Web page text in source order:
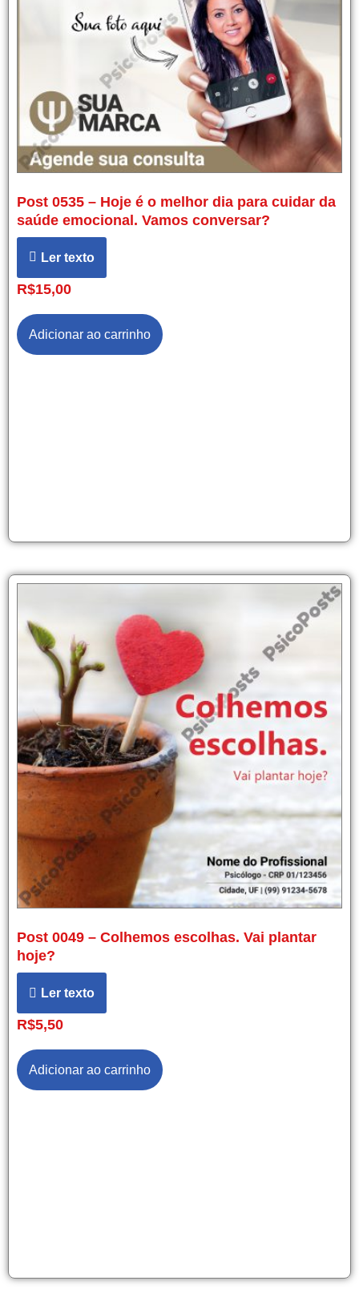
Post 0535 – Hoje é o melhor dia para cuidar da
saúde emocional. Vamos conversar?
Ler texto
R$15,00
Adicionar ao carrinho
Post 0049 – Colhemos escolhas. Vai plantar
hoje?
Ler texto
R$5,50
Adicionar ao carrinho